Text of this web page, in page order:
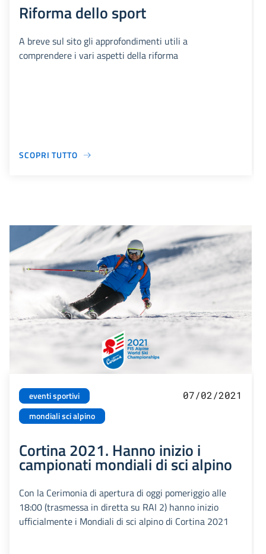
Riforma dello sport
A breve sul sito gli approfondimenti utili a
comprendere i vari aspetti della riforma
SCOPRI TUTTO
eventi sportivi
mondiali sci alpino
07/02/2021
Cortina 2021. Hanno inizio i
campionati mondiali di sci alpino
Con la Cerimonia di apertura di oggi pomeriggio alle
18:00 (trasmessa in diretta su RAI 2) hanno inizio
ufficialmente i Mondiali di sci alpino di Cortina 2021